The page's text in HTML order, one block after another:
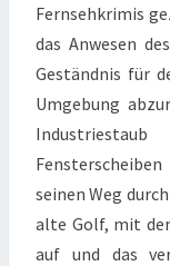
Fernsehkrimis
das Anwesen
Geständnis für
Umgebung
seinen Weg
alte Golf, mit
auf und das